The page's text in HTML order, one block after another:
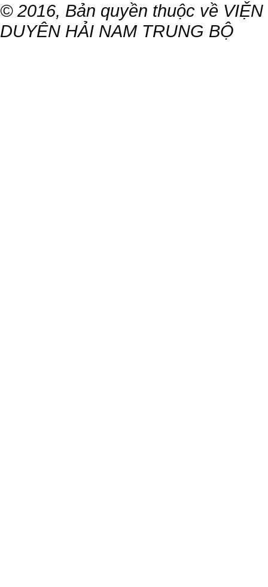
© 2016, Bản quyền thuộc về
DUYÊN HẢI NAM TRUNG BỘ